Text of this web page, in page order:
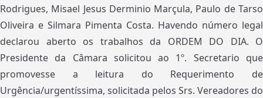
Rodrigues, Misael Jesus Derminio Marçula, Paulo de Tarso
Oliveira e Silmara Pimenta Costa. Havendo número legal
declarou aberto os trabalhos da ORDEM DO DIA. O
Presidente da Câmara solicitou ao 1º. Secretario que
promovesse a leitura do Requerimento de
Urgência/urgentíssima, solicitada pelos Srs. Vereadores do